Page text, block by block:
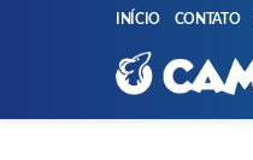
INÍCIO CONTATO